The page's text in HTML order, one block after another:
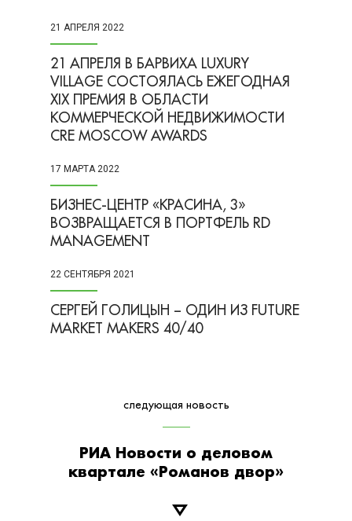
21 АПРЕЛЯ 2022
21 АПРЕЛЯ В БАРВИХА LUXURY
VILLAGE СОСТОЯЛАСЬ ЕЖЕГОДНАЯ
XIX ПРЕМИЯ В ОБЛАСТИ
КОММЕРЧЕСКОЙ НЕДВИЖИМОСТИ
CRE MOSCOW AWARDS
17 МАРТА 2022
БИЗНЕС-ЦЕНТР «КРАСИНА, 3»
ВОЗВРАЩАЕТСЯ В ПОРТФЕЛЬ RD
MANAGEMENT
22 СЕНТЯБРЯ 2021
СЕРГЕЙ ГОЛИЦЫН – ОДИН ИЗ FUTURE
MARKET MAKERS 40/40
следующая новость
РИА Новости о деловом
квартале «Романов двор»